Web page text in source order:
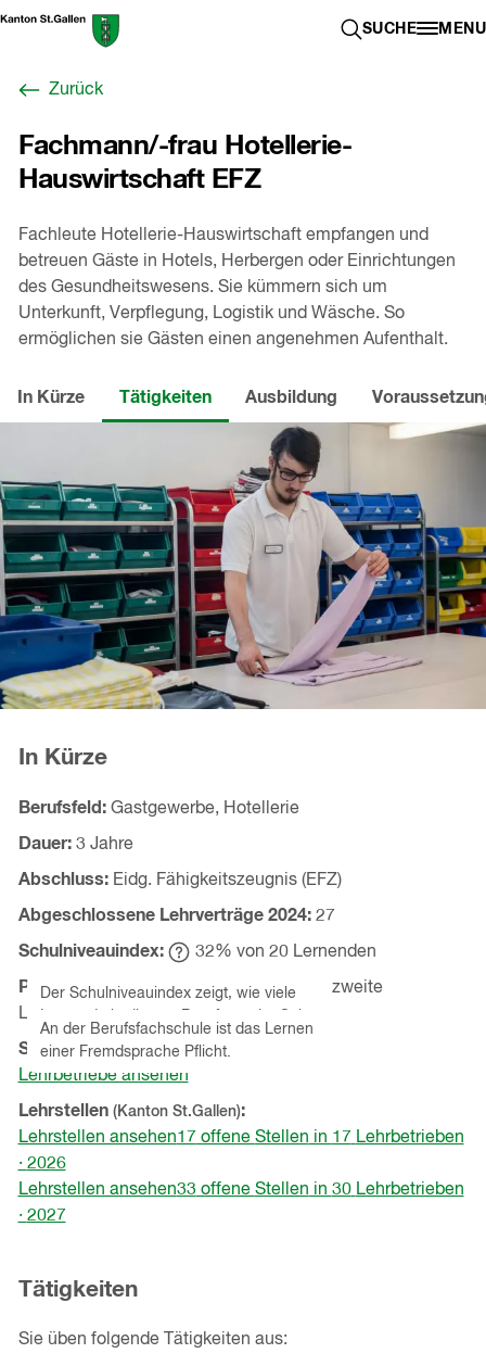
Zum
Berufswahl-
Startseite
SUCHE
SUCHE MENU
Zurück
Fachmann/-frau Hotellerie-
Hauswirtschaft EFZ
Fachleute Hotellerie-Hauswirtschaft empfangen und
betreuen Gäste in Hotels, Herbergen oder Einrichtungen
des Gesundheitswesens. Sie kümmern sich um
Unterkunft, Verpflegung, Logistik und Wäsche. So
ermöglichen sie Gästen einen angenehmen Aufenthalt.
In Kürze Tätigkeiten Ausbildung
In Kürze
Berufsfeld
Gastgewerbe, Hotellerie
Dauer 3 Jahre
Abschluss
Eidg. Fähigkeitszeugnis (EFZ)
Abgeschlossene Lehrverträge 2024 27
Schulniveauindex
Hinweistext
Der Schulniveauindex zeigt, wie viele
32% von 20Lernenden
Pflichtfremdsprache
Hinweistext
einblenden
An der Berufsfachschule ist das Lernen
einer Fremdsprache Pflicht.
Englisch oder zweite
Landessprache
Schnupperlehren(KantonSt.Gallen
Lehrbetriebe ansehen
Lehrstellen (Kanton St.Gallen)
Lehrstellen ansehen17 offene Stellen in 17 Lehrbetrieben
· 2026
Lehrstellen ansehen33offene Stellen in 30 Lehrbetrieben
· 2027
Tätigkeiten
Sie üben folgende Tätigkeiten aus: